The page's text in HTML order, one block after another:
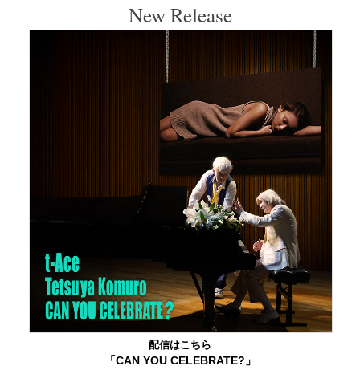
New Release
配信はこちら
「CAN YOU CELEBRATE?」